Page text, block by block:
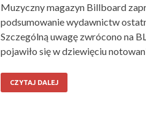
Muzyczny magazyn Billboard
podsumowanie wydawnictw
Szczególną uwagę zwrócono na
pojawiło się w dziewięciu
CZYTAJ DALEJ